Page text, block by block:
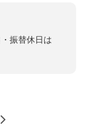
振替休日は
>